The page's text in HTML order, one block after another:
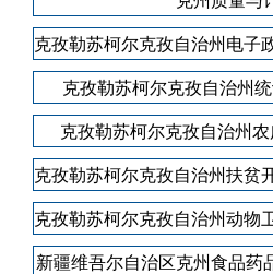
克孜勒苏柯尔克孜自治州
克孜勒苏柯尔克孜自治州
新疆维吾尔自治区克州食品药